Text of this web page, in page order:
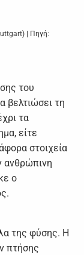
| Πηγή:
του
βελτιώσει τη
τα
είτε
στοιχεία
ανθρώπινη
ο
της φύσης. Η
πτήσης